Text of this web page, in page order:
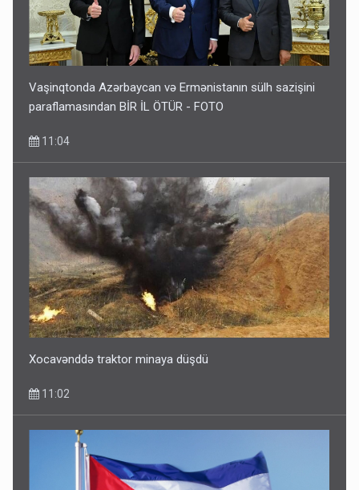
Vaşinqtonda Azərbaycan və Ermənistanın sülh sazişini
paraflamasından BİR İL ÖTÜR - FOTO
11:04
Xocavənddə traktor minaya düşdü
11:02